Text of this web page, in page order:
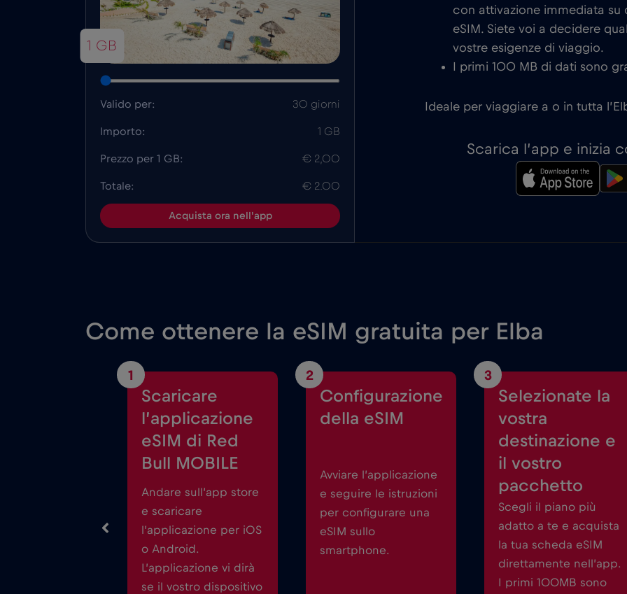
1 GB
Valido per: 30 giorni
Importo: 1 GB
Prezzo per 1 GB: € 2,00
Totale: € 2.00
Acquista ora nell'app
con attivazione immediata
eSIM. Siete voi a decidere
vostre esigenze di viaggio.
I primi 100 MB di dati sono
Ideale per viaggiare a o in tutta
Scarica l’app e inizia
Come ottenere la eSIM gratuita per Elba
1
Scaricare
l’applicazione
eSIM di Red
Bull MOBILE
Andare sull’app store
e scaricare
l’applicazione per iOS
o Android.
L’applicazione vi dirà
se il vostro dispositivo
2
Configurazione
della eSIM
Avviare l’applicazione
e seguire le istruzioni
per configurare una
eSIM sullo
smartphone.
3
Selezionate la
vostra
destinazione e
il vostro
pacchetto
Scegli il piano più
adatto a te e acquista
la tua scheda eSIM
direttamente nell’app.
I primi 100MB sono